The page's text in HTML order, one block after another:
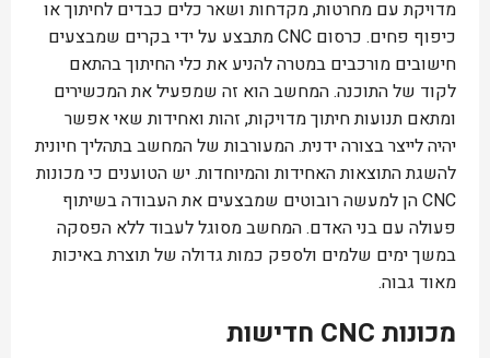
מדויקת עם מחרטות, מקדחות ושאר כלים כבדים לחיתוך או
כיפוף פחים. כרסום CNC מתבצע על ידי בקרים שמבצעים
חישובים מורכבים במטרה להניע את כלי החיתוך בהתאם
לקוד של התוכנה. המחשב הוא זה שמפעיל את המכשירים
ומתאם תנועות חיתוך מדויקות, זהות ואחידות שאי אפשר
יהיה לייצר בצורה ידנית. המעורבות של המחשב בתהליך חיונית
להשגת התוצאות האחידות והמיוחדות. יש הטוענים כי מכונות
CNC הן למעשה רובוטים שמבצעים את העבודה בשיתוף
פעולה עם בני האדם. המחשב מסוגל לעבוד ללא הפסקה
במשך ימים שלמים ולספק כמות גדולה של תוצרת באיכות
מאוד גבוה.
מכונות CNC חדישות